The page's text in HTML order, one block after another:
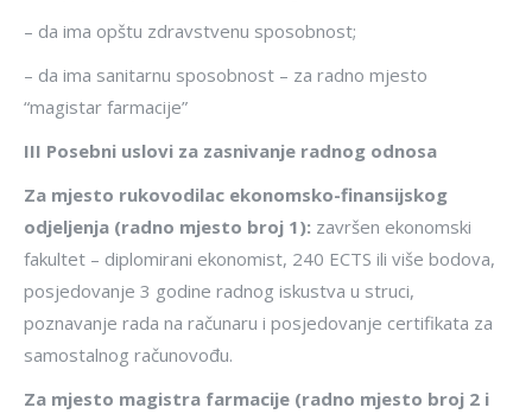
– da ima opštu zdravstvenu sposobnost;
– da ima sanitarnu sposobnost – za radno mjesto
“magistar farmacije”
III Posebni uslovi za zasnivanje radnog odnosa
Za mjesto rukovodilac ekonomsko-finansijskog
odjeljenja (radno mjesto broj 1): završen ekonomski
fakultet – diplomirani ekonomist, 240 ECTS ili više bodova,
posjedovanje 3 godine radnog iskustva u struci,
poznavanje rada na računaru i posjedovanje certifikata za
samostalnog računovođu.
Za mjesto magistra farmacije (radno mjesto broj 2 i